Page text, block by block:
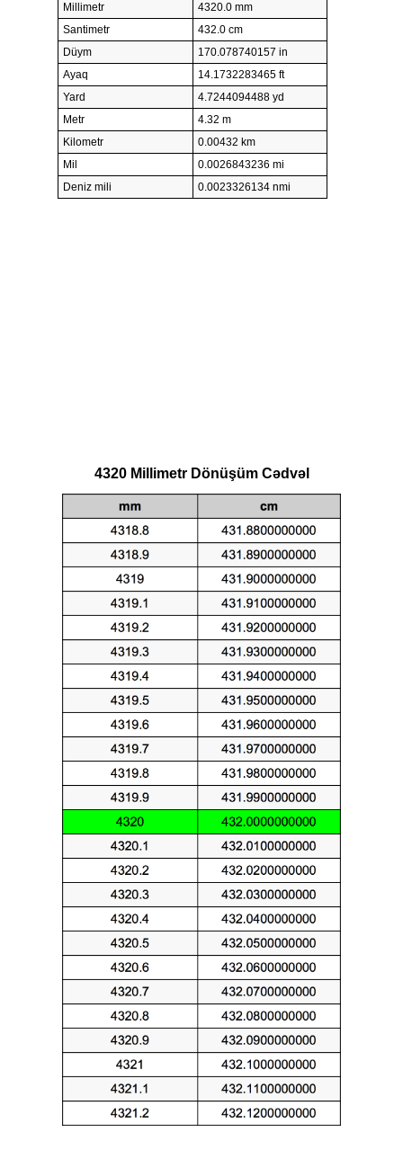
Millimetr
4320.0 mm
Santimetr
432.0 cm
Düym
170.078740157 in
Ayaq
14.1732283465 ft
Yard
4.7244094488 yd
Metr
4.32 m
Kilometr
0.00432 km
Mil
0.0026843236 mi
Deniz mili
0.0023326134 nmi
4320 Millimetr Dönüşüm Cədvəl